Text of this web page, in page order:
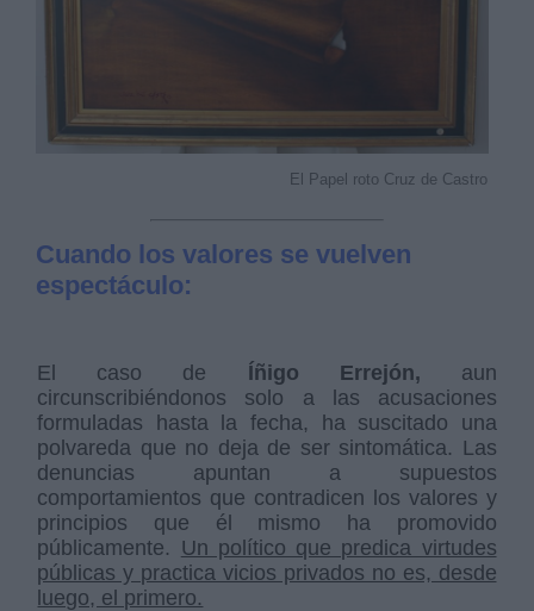
El Papel roto Cruz de Castro
Cuando los valores se vuelven
espectáculo:
El caso de Íñigo Errejón, aun
circunscribiéndonos solo a las acusaciones
formuladas hasta la fecha, ha suscitado una
polvareda que no deja de ser sintomática. Las
denuncias apuntan a supuestos
comportamientos que contradicen los valores y
principios que él mismo ha promovido
públicamente. Un político que predica virtudes
públicas y practica vicios privados no es, desde
luego, el primero.